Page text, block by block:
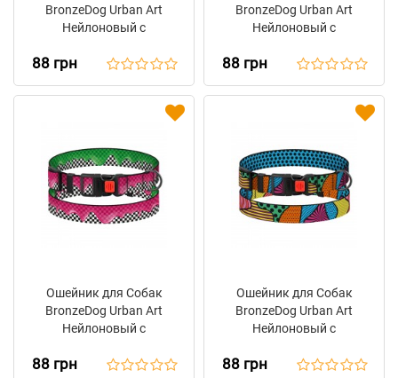
BronzeDog Urban Art
Нейлоновый с
Печворк
88 грн
BronzeDog Urban Art
Нейлоновый с
Пиксель
88 грн
Ошейник для Собак
BronzeDog Urban Art
Нейлоновый с
Пит-стоп
88 грн
Ошейник для Собак
BronzeDog Urban Art
Нейлоновый с
Поли
88 грн